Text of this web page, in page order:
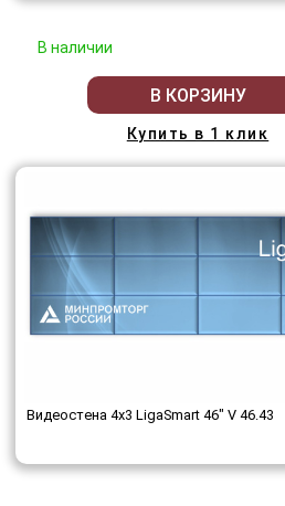
В наличии
В КОРЗИНУ
Купить в 1 клик
Видеостена 4x3 LigaSmart 46" V 46.43